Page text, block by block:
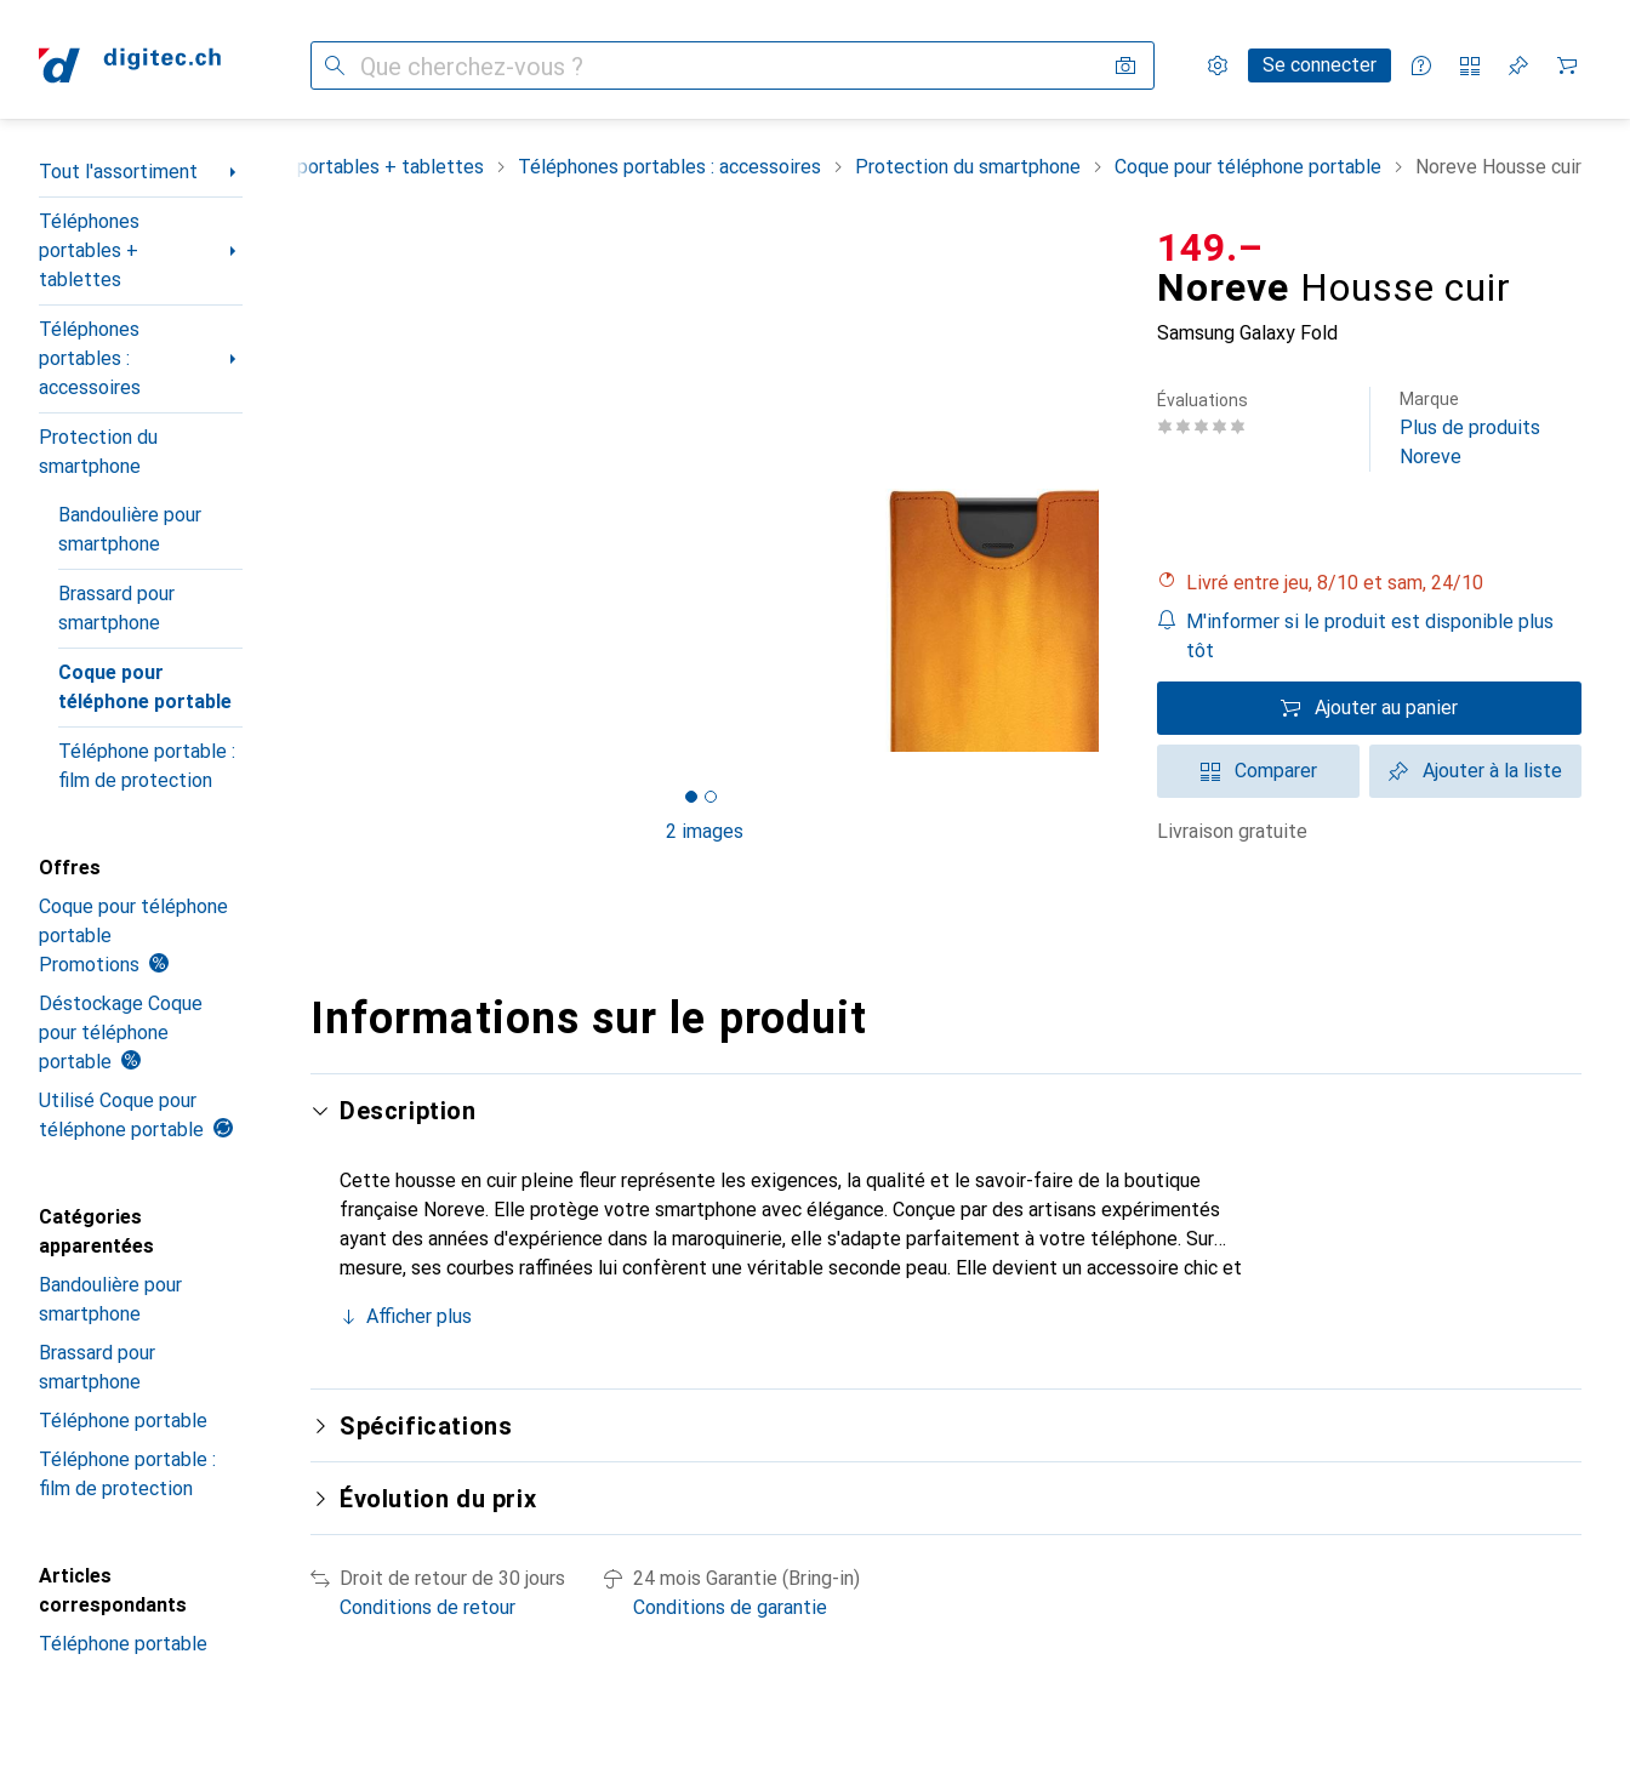
Recherche Paramètres
Compte clientSe connecter
Listes de comparaison
Listes d'envies
Panier
Navigation par catégorie
Tout l'assortiment
Téléphones
portables +
tablettes
Téléphones
portables :
accessoires
Protection du
smartphone
Bandoulière pour
smartphone
Brassard pour
smartphone
Coque pour
téléphone portable
Téléphone portable :
film de protection
Offres
Coque pour téléphone
portable
Promotions
Déstockage Coque
pour téléphone
portable
Utilisé Coque pour
téléphone portable
Catégories
apparentées
Bandoulière pour
smartphone
Brassard pour
smartphone
Téléphone portable
Téléphone portable :
film de protection
Articles
correspondants
Téléphone portable
Tout l'assortiment Téléphones portables + tablettes Téléphones portables : accessoires Protection du smartphone Coque pour téléphone portable Noreve Housse cuir
2 images
Noreve Housse cuir
Samsung Galaxy Fold
CHF
149.–
Évaluations Marque
Plus de produits
Noreve
Livré entre jeu, 8/10 et sam, 24/10
M'informer si le produit est disponible plus
tôt
Ajouter au panier
Comparer Ajouter à la liste
livraison gratuite
Informations sur le produit
Description
Cette housse en cuir pleine fleur représente les exigences, la qualité et le savoir-faire de la boutique
française Noreve. Elle protège votre smartphone avec élégance. Conçue par des artisans expérimentés
ayant des années d'expérience dans la maroquinerie, elle s'adapte parfaitement à votre téléphone. Sur
mesure, ses courbes raffinées lui confèrent une véritable seconde peau. Elle devient un accessoire chic et
marque Noreve est un choix fiable pour une clientèle exigeante.
Afficher plus
Spécifications
Évolution du prix
Droit de retour de 30 jours
Conditions de retour
24 mois Garantie (Bring-in)
Conditions de garantie